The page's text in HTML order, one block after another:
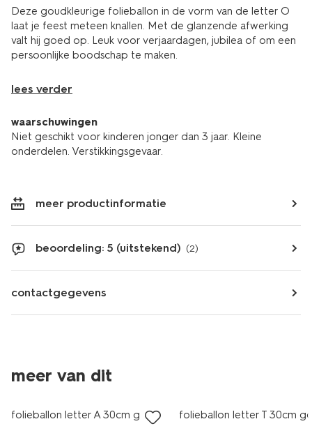
Deze goudkleurige folieballon in de vorm van de letter O
laat je feest meteen knallen. Met de glanzende afwerking
valt hij goed op. Leuk voor verjaardagen, jubilea of om een
persoonlijke boodschap te maken.
lees verder
waarschuwingen
Niet geschikt voor kinderen jonger dan 3 jaar. Kleine
onderdelen. Verstikkingsgevaar.
meer productinformatie
beoordeling: 5 (uitstekend) (2)
contactgegevens
meer van dit
folieballon letter A 30cm goud folieballon letter T 30cm